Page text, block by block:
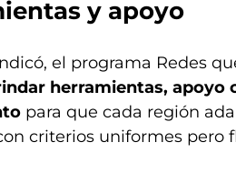
y apoyo
el programa Redes
herramientas, apoyo
para que cada región
criterios uniformes pero